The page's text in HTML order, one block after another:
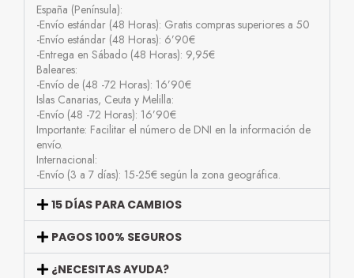
España (Península):
-Envío estándar (48 Horas): Gratis compras superiores a 50
-Envío estándar (48 Horas): 6’90€
-Entrega en Sábado (48 Horas): 9,95€
Baleares:
-Envío de (48 -72 Horas): 16’90€
Islas Canarias, Ceuta y Melilla:
-Envío (48 -72 Horas): 16’90€
Importante: Facilitar el número de DNI en la información de
envío.
Internacional:
-Envío (3 a 7 días): 15-25€ según la zona geográfica.
15 DÍAS PARA CAMBIOS
PAGOS 100% SEGUROS
¿NECESITAS AYUDA?